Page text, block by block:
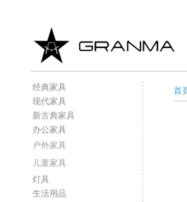
经典家具
现代家具
新古典家具
办公家具
户外家具
儿童家具
灯具
生活用品
首